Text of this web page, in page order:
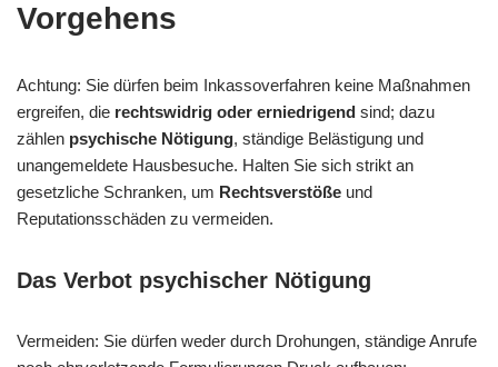
Vorgehens
Achtung: Sie dürfen beim Inkassoverfahren keine Maßnahmen
ergreifen, die rechtswidrig oder erniedrigend sind; dazu
zählen psychische Nötigung, ständige Belästigung und
unangemeldete Hausbesuche. Halten Sie sich strikt an
gesetzliche Schranken, um Rechtsverstöße und
Reputationsschäden zu vermeiden.
Das Verbot psychischer Nötigung
Vermeiden: Sie dürfen weder durch Drohungen, ständige Anrufe